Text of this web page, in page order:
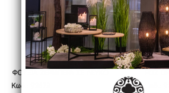
ΦΟΥΞΙΑ ΖΕΡΜΠΕΡΑ ΣΕ ΛΕΥΚΟ
ΚΕΡΑΜΙΚΟ ΓΛΑΣΤΡΑΚΙ 20ΕΚ
ΦΟΥΞΙΑ ΖΕΡΜΠΕΡΑ ΣΕ ΛΕΥΚΟ
ΚΕΡΑΜΙΚΟ ΓΛΑΣΤΡΑΚΙ 20ΕΚ
Κωδ.: 92673
ΡΟΖ
ΡΟΖ